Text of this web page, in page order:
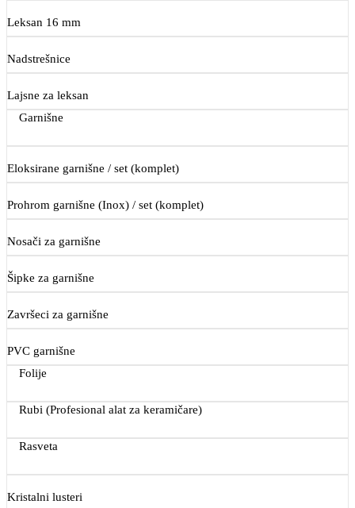
Leksan 16 mm
Nadstrešnice
Lajsne za leksan
Garnišne
Eloksirane garnišne / set (komplet)
Prohrom garnišne (Inox) / set (komplet)
Nosači za garnišne
Šipke za garnišne
Završeci za garnišne
PVC garnišne
Folije
Rubi (Profesional alat za keramičare)
Rasveta
Kristalni lusteri